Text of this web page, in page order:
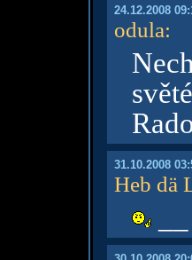
24.12.2008
odula:
31.10.2008
Heb dä
__